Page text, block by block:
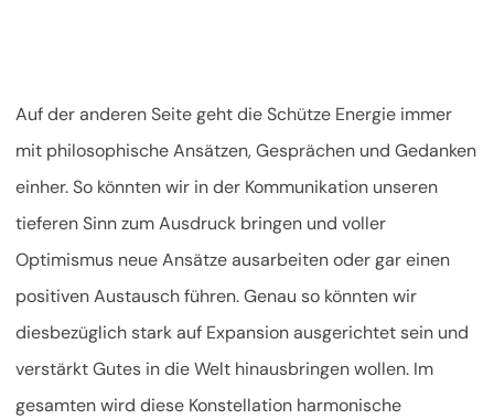
Auf der anderen Seite geht die Schütze Energie immer
mit philosophische Ansätzen, Gesprächen und Gedanken
einher. So könnten wir in der Kommunikation unseren
tieferen Sinn zum Ausdruck bringen und voller
Optimismus neue Ansätze ausarbeiten oder gar einen
positiven Austausch führen. Genau so könnten wir
diesbezüglich stark auf Expansion ausgerichtet sein und
verstärkt Gutes in die Welt hinausbringen wollen. Im
gesamten wird diese Konstellation harmonische